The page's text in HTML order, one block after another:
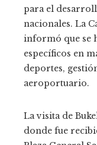
para el
nacionales. La
informó que se
específicos en
deportes,
aeroportuario.
La visita de
donde fue